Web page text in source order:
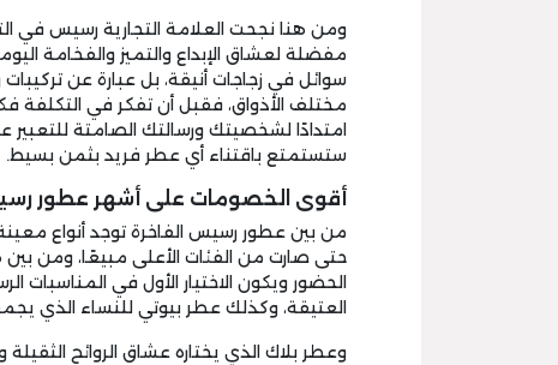
ومن هنا نجحت العلامة التجارية رسيس في
مفضلة لعشاق الإبداع والتميز والفخامة
سوائل في زجاجات أنيقة، بل عبارة عن
مختلف الأذواق، فقبل أن تفكر في التكلفة
امتدادًا لشخصيتك ورسالتك الصامتة للتعبير
ستستمتع باقتناء أي عطر فريد بثمن بسيط.
أقوى الخصومات على أشهر عطور
من بين عطور رسيس الفاخرة توجد أنواع
حتى صارت من الفئات الأعلى مبيعًا، ومن
الحضور ويكون الاختيار الأول في المناسبات
العتيقة، وكذلك عطر بيوتي للنساء الذي
وعطر بلاك الذي يختاره عشاق الروائح